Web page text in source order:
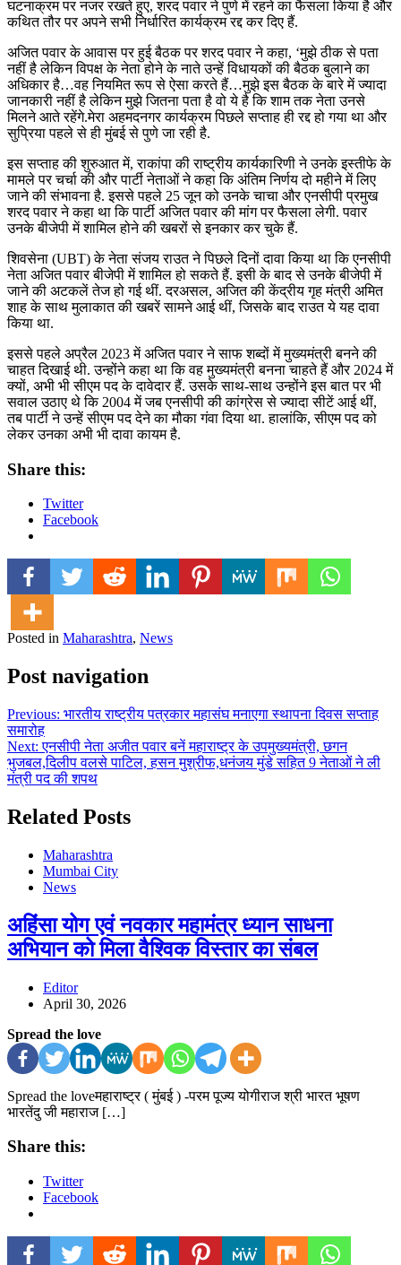
घटनाक्रम पर नजर रखते हुए, शरद पवार ने पुणे में रहने का फैसला किया है और
कथित तौर पर अपने सभी निर्धारित कार्यक्रम रद्द कर दिए हैं.
अजित पवार के आवास पर हुई बैठक पर शरद पवार ने कहा, ‘मुझे ठीक से पता
नहीं है लेकिन विपक्ष के नेता होने के नाते उन्हें विधायकों की बैठक बुलाने का
अधिकार है…वह नियमित रूप से ऐसा करते हैं…मुझे इस बैठक के बारे में ज्यादा
जानकारी नहीं है लेकिन मुझे जितना पता है वो ये है कि शाम तक नेता उनसे
मिलने आते रहेंगे.मेरा अहमदनगर कार्यक्रम पिछले सप्ताह ही रद्द हो गया था और
सुप्रिया पहले से ही मुंबई से पुणे जा रही है.
इस सप्ताह की शुरुआत में, राकांपा की राष्ट्रीय कार्यकारिणी ने उनके इस्तीफे के
मामले पर चर्चा की और पार्टी नेताओं ने कहा कि अंतिम निर्णय दो महीने में लिए
जाने की संभावना है. इससे पहले 25 जून को उनके चाचा और एनसीपी प्रमुख
शरद पवार ने कहा था कि पार्टी अजित पवार की मांग पर फैसला लेगी. पवार
उनके बीजेपी में शामिल होने की खबरों से इनकार कर चुके हैं.
शिवसेना (UBT) के नेता संजय राउत ने पिछले दिनों दावा किया था कि एनसीपी
नेता अजित पवार बीजेपी में शामिल हो सकते हैं. इसी के बाद से उनके बीजेपी में
जाने की अटकलें तेज हो गई थीं. दरअसल, अजित की केंद्रीय गृह मंत्री अमित
शाह के साथ मुलाकात की खबरें सामने आई थीं, जिसके बाद राउत ये यह दावा
किया था.
इससे पहले अप्रैल 2023 में अजित पवार ने साफ शब्दों में मुख्यमंत्री बनने की
चाहत दिखाई थी. उन्होंने कहा था कि वह मुख्यमंत्री बनना चाहते हैं और 2024 में
क्यों, अभी भी सीएम पद के दावेदार हैं. उसके साथ-साथ उन्होंने इस बात पर भी
सवाल उठाए थे कि 2004 में जब एनसीपी की कांग्रेस से ज्यादा सीटें आई थीं,
तब पार्टी ने उन्हें सीएम पद देने का मौका गंवा दिया था. हालांकि, सीएम पद को
लेकर उनका अभी भी दावा कायम है.
Share this:
Twitter
Facebook
Posted in Maharashtra, News
Post navigation
Previous: भारतीय राष्ट्रीय पत्रकार महासंघ मनाएगा स्थापना दिवस सप्ताह
समारोह
Next: एनसीपी नेता अजीत पवार बनें महाराष्ट्र के उपमुख्यमंत्री, छगन
भुजबल,दिलीप वलसे पाटिल, हसन मुश्रीफ,धनंजय मुंडे सहित 9 नेताओं ने ली
मंत्री पद की शपथ
Related Posts
Maharashtra
Mumbai City
News
अहिंसा योग एवं नवकार महामंत्र ध्यान साधना
अभियान को मिला वैश्विक विस्तार का संबल
Editor
April 30, 2026
Spread the love
Spread the loveमहाराष्ट्र ( मुंबई ) -परम पूज्य योगीराज श्री भारत भूषण
भारतेंदु जी महाराज […]
Share this:
Twitter
Facebook